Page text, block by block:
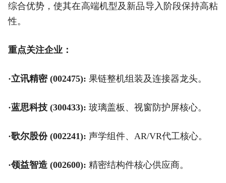
综合优势，使其在高端机型及新品导入阶段保持高粘
性。
重点关注企业：
·立讯精密 (002475): 果链整机组装及连接器龙头。
·蓝思科技 (300433): 玻璃盖板、视窗防护屏核心。
·歌尔股份 (002241): 声学组件、AR/VR代工核心。
·领益智造 (002600): 精密结构件核心供应商。